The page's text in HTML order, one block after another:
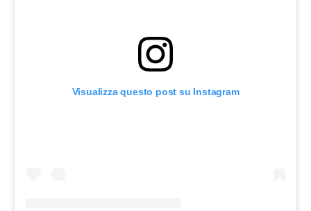
Visualizza questo post su Instagram